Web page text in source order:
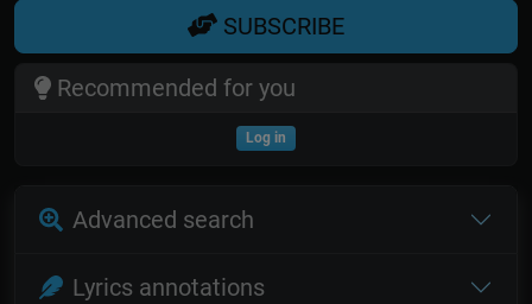
SUBSCRIBE
Recommended for you
Log in
Advanced search
Lyrics annotations